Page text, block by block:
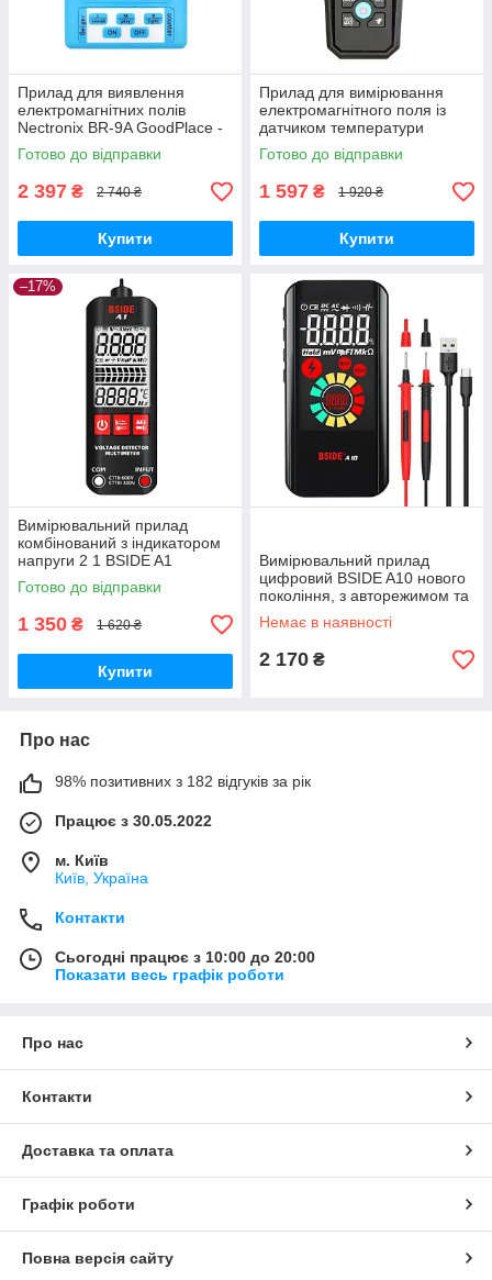
Прилад для виявлення
електромагнітних полів
Nectronix BR-9A GoodPlace -
worry-free-shopping-
Готово до відправки
2 397 ₴ 2 740 ₴
Купити
Прилад для вимірювання
електромагнітного поля із
датчиком температури
Mestek EMF01 GoodPlace -
worry-free-shopping-
Готово до відправки
1 597 ₴ 1 920 ₴
Купити
–17%
Вимірювальний прилад
комбінований з індикатором
напруги 2 1 BSIDE A1
GoodPlace -worry-free-
shopping-
Готово до відправки
1 350 ₴ 1 620 ₴
Купити
Вимірювальний прилад
цифровий BSIDE A10 нового
покоління, з авторежимом та
3.2" дюймовим LCD
дисплеєм GoodPlace
Немає в наявності
2 170 ₴
Про нас
98% позитивних з 182 відгуків за рік
Працює з 30.05.2022
м. Київ
Київ, Україна
Контакти
Сьогодні працює з 10:00 до 20:00
Показати весь графік роботи
Про нас
Контакти
Доставка та оплата
Графік роботи
Повна версія сайту